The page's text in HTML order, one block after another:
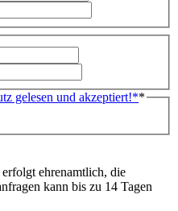
gelesen und akzeptiert!**
ehrenamtlich, die
kann bis zu 14 Tagen